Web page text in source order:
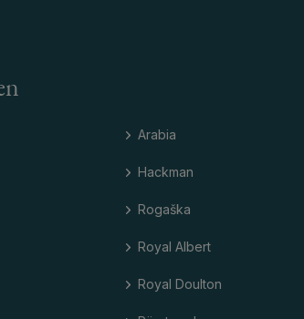
Arabia
Hackman
Rogaška
Royal Albert
Royal Doulton